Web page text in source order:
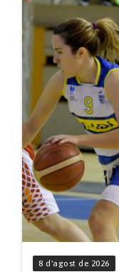
8 d'agost de 2026